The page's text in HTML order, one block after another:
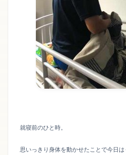
就寝前のひと時。
思いっきり身体を動かせたことで今日